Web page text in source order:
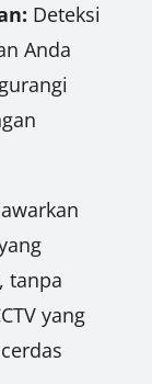
Deteksi
Anda
tanpa
yang